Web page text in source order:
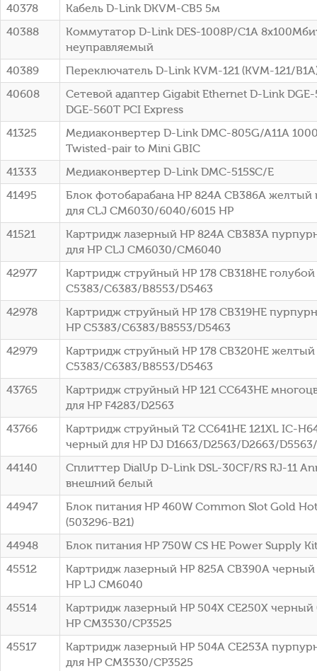
40378
Кабель D-Link DKVM-CB5 5м
40388
Коммутатор D-Link DES-1008P/C1A
неуправляемый
40389
Переключатель D-Link KVM-121 (KVM-121/
40608
Сетевой адаптер Gigabit Ethernet D-Link DGE-
DGE-560T PCI Express
41325
Медиаконвертер D-Link DMC-805G/A11A
Twisted-pair to Mini GBIC
41333
Медиаконвертер D-Link DMC-515SC/E
41495
Блок фотобарабана HP 824A CB386A желтый
для CLJ CM6030/6040/6015 HP
41521
Картридж лазерный HP 824A CB383A
для HP CLJ CM6030/CM6040
42977
Картридж струйный HP 178 CB318HE голубой
C5383/C6383/B8553/D5463
42978
Картридж струйный HP 178 CB319HE
HP C5383/C6383/B8553/D5463
42979
Картридж струйный HP 178 CB320HE желтый
C5383/C6383/B8553/D5463
43765
Картридж струйный HP 121 CC643HE
для HP F4283/D2563
43766
Картридж струйный T2 CC641HE 121XL IC-
черный для HP DJ D1663/D2563/D2663/
44140
Сплиттер DialUp D-Link DSL-30CF/RS RJ-11
внешний белый
44947
Блок питания HP 460W Common Slot Gold
(503296-B21)
44948
Блок питания HP 750W CS HE Power Supply
45512
Картридж лазерный HP 825A CB390A черный
HP LJ CM6040
45514
Картридж лазерный HP 504X CE250X черный
HP CM3530/CP3525
45517
Картридж лазерный HP 504A CE253A
для HP CM3530/CP3525